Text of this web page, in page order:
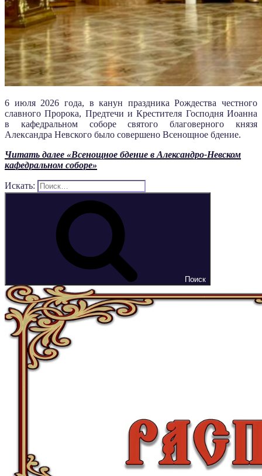
6 июля 2026 года, в канун праздника Рождества честного
славного Пророка, Предтечи и Крестителя Господня Иоанна
в
кафедральном соборе святого благоверного князя
Александра Невского было совершено Всенощное бдение.
Читать далее «Всенощное бдение в Александро-Невском
кафедральном соборе»
Искать:
Поиск